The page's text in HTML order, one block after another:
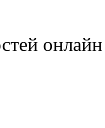
онлайн